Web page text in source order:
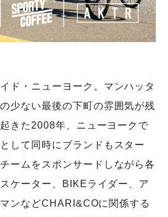
ド・ニューヨーク。マンハッタ
少ない最後の下町の雰囲気が残
きた2008年、ニューヨークで
して同時にブランドもスター
ームをスポンサードしながら各
ケーター、BIKEライダー、ア
ンなどCHARI&COに関係する